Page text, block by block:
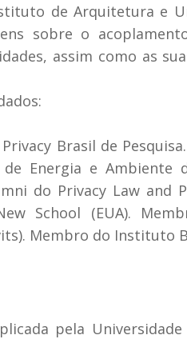
de Arquitetura e
sobre o
assim como as
Brasil de
Energia e Ambiente
do Privacy Law and
School (EUA).
Membro do Instituto
pela